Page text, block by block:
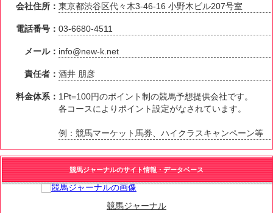
会社住所：東京都渋谷区代々木3-46-16 小野木ビル207号室
電話番号：03-6680-4511
メール： info@new-k.net
責任者：酒井 朋彦
料金体系： 1Pt=100円のポイント制の競馬予想提供会社です。
各コースによりポイント設定がなされています。
例：競馬マーケット馬券、ハイクラスキャンペーン等
競馬ジャーナルのサイト情報・データベース
競馬ジャーナル